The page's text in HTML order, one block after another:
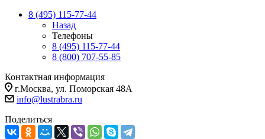
8 (495) 115-77-44
Назад
Телефоны
8 (495) 115-77-44
8 (800) 707-55-85
Контактная информация
г.Москва, ул. Поморская 48А
info@lustrabra.ru
Поделиться